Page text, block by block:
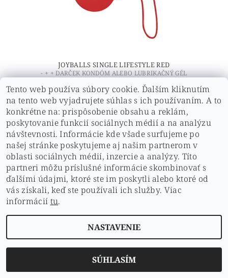
JOYBALLS SINGLE LIFESTYLE RED
- + + DARČEK KONDÓM ALEBO LUBRIKAČNÝ GÉL
€12,11 bez DPH
€14,90
JOYBALLS SINGLE LIFESTYLE VIOLET
- + + DARČEK KONDÓM ALEBO LUBRIKAČNÝ GÉL
Tento web používa súbory cookie. Ďalším kliknutím
na tento web vyjadrujete súhlas s ich používaním. A to
konkrétne na: prispôsobenie obsahu a reklám,
poskytovanie funkcií sociálnych médií a na analýzu
návštevnosti. Informácie kde všade surfujeme po
našej stránke poskytujeme aj našim partnerom v
oblasti sociálnych médií, inzercie a analýzy. Títo
partneri môžu príslušné informácie skombinovať s
ďalšími údajmi, ktoré ste im poskytli alebo ktoré od
vás získali, keď ste používali ich služby. Viac
informácií tu.
NASTAVENIE
SÚHLASÍM